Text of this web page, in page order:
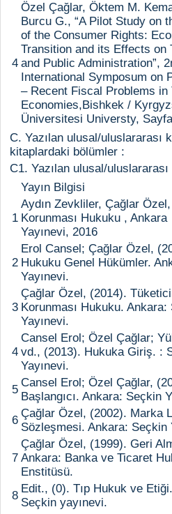
4
Özel Çağlar, Öktem M.
Burcu G., “A Pilot Study on
of the Consumer Rights:
Transition and its Effects on
and Public Administration”,
International Symposum on
– Recent Fiscal Problems in
Economies,Bishkek /
Üniversitesi Universty,
C. Yazılan ulusal/uluslararası
kitaplardaki bölümler :
C1. Yazılan ulusal/
Yayın Bilgisi
1
Aydın Zevkliler, Çağlar
Korunması Hukuku ,
Yayınevi, 2016
2
Erol Cansel; Çağlar Özel,
Hukuku Genel Hükümler.
Yayınevi.
3
Çağlar Özel, (2014).
Korunması Hukuku. Ankara:
Yayınevi.
4
Cansel Erol; Özel Çağlar;
vd., (2013). Hukuka Giriş. :
Yayınevi.
5
Cansel Erol; Özel Çağlar,
Başlangıcı. Ankara: Seçkin
6
Çağlar Özel, (2002). Marka
Sözleşmesi. Ankara: Seçkin
7
Çağlar Özel, (1999). Geri
Ankara: Banka ve Ticaret
Enstitüsü.
8
Edit., (0). Tıp Hukuk ve
Seçkin yayınevi.